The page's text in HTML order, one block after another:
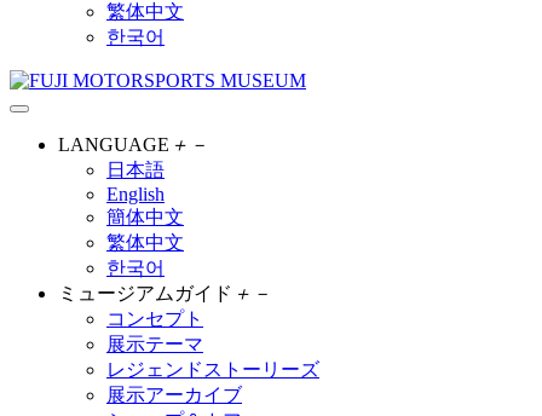
繁体中文
한국어
LANGUAGE ＋ －
日本語
English
簡体中文
繁体中文
한국어
ミュージアムガイド ＋ －
コンセプト
展示テーマ
レジェンドストーリーズ
展示アーカイブ